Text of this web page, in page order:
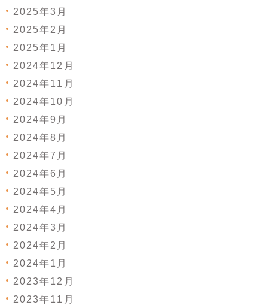
2025年3月
2025年2月
2025年1月
2024年12月
2024年11月
2024年10月
2024年9月
2024年8月
2024年7月
2024年6月
2024年5月
2024年4月
2024年3月
2024年2月
2024年1月
2023年12月
2023年11月